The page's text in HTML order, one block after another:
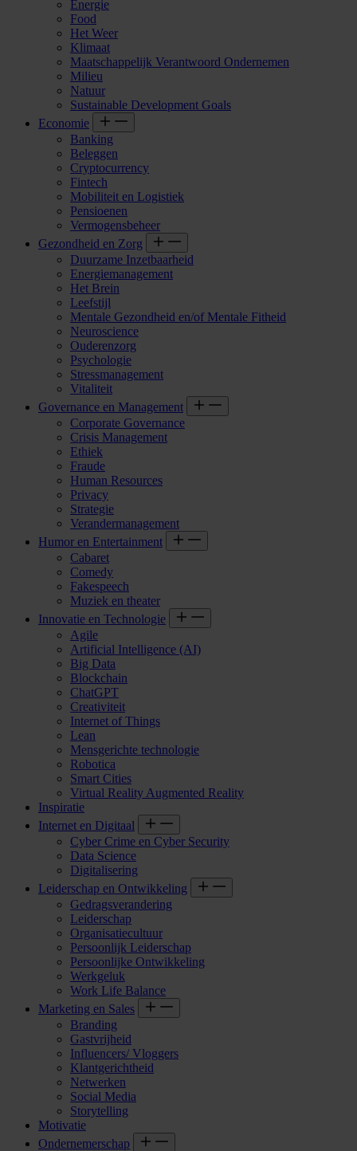
Energie
Food
Het Weer
Klimaat
Maatschappelijk Verantwoord Ondernemen
Milieu
Natuur
Sustainable Development Goals
Economie
Banking
Beleggen
Cryptocurrency
Fintech
Mobiliteit en Logistiek
Pensioenen
Vermogensbeheer
Gezondheid en Zorg
Duurzame Inzetbaarheid
Energiemanagement
Het Brein
Leefstijl
Mentale Gezondheid en/of Mentale Fitheid
Neuroscience
Ouderenzorg
Psychologie
Stressmanagement
Vitaliteit
Governance en Management
Corporate Governance
Crisis Management
Ethiek
Fraude
Human Resources
Privacy
Strategie
Verandermanagement
Humor en Entertainment
Cabaret
Comedy
Fakespeech
Muziek en theater
Innovatie en Technologie
Agile
Artificial Intelligence (AI)
Big Data
Blockchain
ChatGPT
Creativiteit
Internet of Things
Lean
Mensgerichte technologie
Robotica
Smart Cities
Virtual Reality Augmented Reality
Inspiratie
Internet en Digitaal
Cyber Crime en Cyber Security
Data Science
Digitalisering
Leiderschap en Ontwikkeling
Gedragsverandering
Leiderschap
Organisatiecultuur
Persoonlijk Leiderschap
Persoonlijke Ontwikkeling
Werkgeluk
Work Life Balance
Marketing en Sales
Branding
Gastvrijheid
Influencers/ Vloggers
Klantgerichtheid
Netwerken
Social Media
Storytelling
Motivatie
Ondernemerschap